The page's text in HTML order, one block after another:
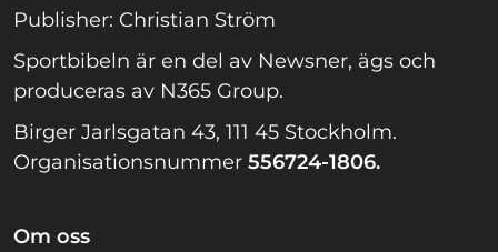
Publisher: Christian Ström
Sportbibeln är en del av Newsner, ägs och
produceras av N365 Group.
Birger Jarlsgatan 43, 111 45 Stockholm.
Organisationsnummer 556724-1806.
Om oss